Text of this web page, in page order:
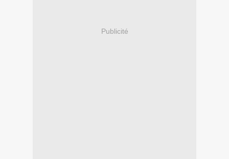
Publicité